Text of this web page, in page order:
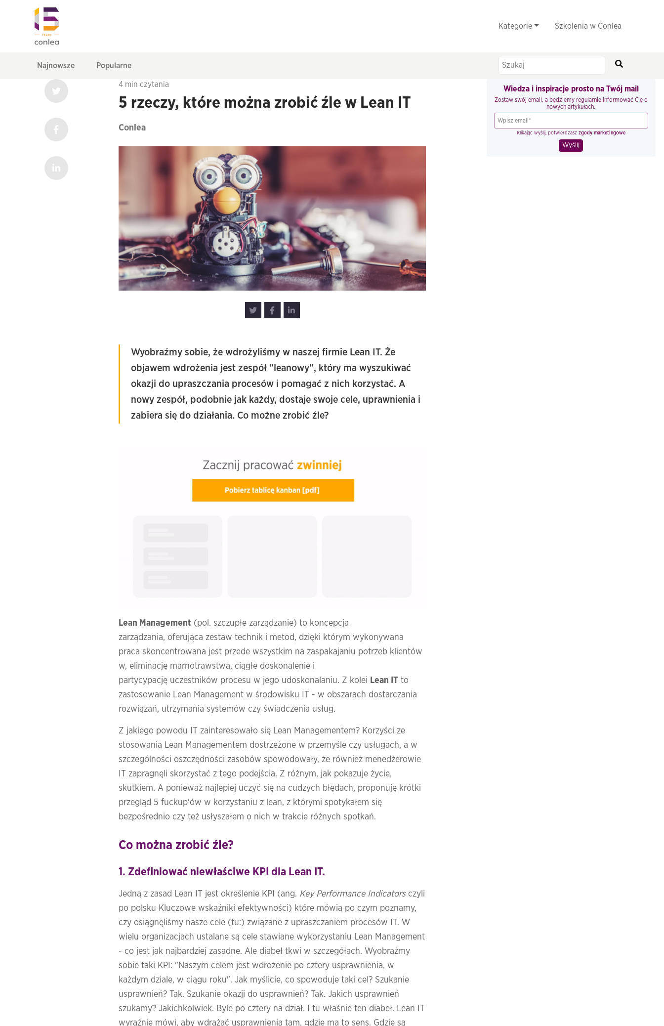
Kategorie Szkolenia w Conlea
Najnowsze Popularne
4 min czytania
5 rzeczy, które można zrobić źle w Lean IT
Conlea
Wyobraźmy sobie, że wdrożyliśmy w naszej firmie Lean IT. Że
objawem wdrożenia jest zespół "leanowy", który ma wyszukiwać
okazji do upraszczania procesów i pomagać z nich korzystać. A
nowy zespół, podobnie jak każdy, dostaje swoje cele, uprawnienia i
zabiera się do działania. Co możne zrobić źle?
Lean Management (pol. szczupłe zarządzanie) to koncepcja
zarządzania, oferująca zestaw technik i metod, dzięki którym wykonywana
praca skoncentrowana jest przede wszystkim na zaspakajaniu potrzeb klientów
w, eliminację marnotrawstwa, ciągłe doskonalenie i
partycypację uczestników procesu w jego udoskonalaniu. Z kolei Lean IT to
zastosowanie Lean Management w środowisku IT - w obszarach dostarczania
rozwiązań, utrzymania systemów czy świadczenia usług.
Z jakiego powodu IT zainteresowało się Lean Managementem? Korzyści ze
stosowania Lean Managementem dostrzeżone w przemyśle czy usługach, a w
szczególności oszczędności zasobów spowodowały, że również menedżerowie
IT zapragnęli skorzystać z tego podejścia. Z różnym, jak pokazuje życie,
skutkiem. A ponieważ najlepiej uczyć się na cudzych błędach, proponuję krótki
przegląd 5 fuckup'ów w korzystaniu z lean, z którymi spotykałem się
bezpośrednio czy też usłyszałem o nich w trakcie różnych spotkań.
Co można zrobić źle?
1. Zdefiniować niewłaściwe KPI dla Lean IT.
Jedną z zasad Lean IT jest określenie KPI (ang. Key Performance Indicatorsczyli
po polsku Kluczowe wskaźniki efektywności) które mówią po czym poznamy,
czy osiągnęliśmy nasze cele (tu:) związane z upraszczaniem procesów IT. W
wielu organizacjach ustalane są cele stawiane wykorzystaniu Lean Management
- co jest jak najbardziej zasadne. Ale diabeł tkwi w szczegółach. Wyobraźmy
sobie taki KPI: "Naszym celem jest wdrożenie po cztery usprawnienia, w
każdym dziale, w ciągu roku". Jak myślicie, co spowoduje taki cel? Szukanie
usprawnień? Tak. Szukanie okazji do usprawnień? Tak. Jakich usprawnień
szukamy? Jakichkolwiek. Byle po cztery na dział. I tu właśnie ten diabeł. Lean IT
wyraźnie mówi, aby wdrażać usprawnienia tam, gdzie ma to sens. Gdzie są
Wiedza i inspiracje prosto na Twój mail
Zostaw swój email, a będziemy regularnie informować Cię o
nowych artykułach.
Klikając wyślij, potwierdzasz zgody marketingowe